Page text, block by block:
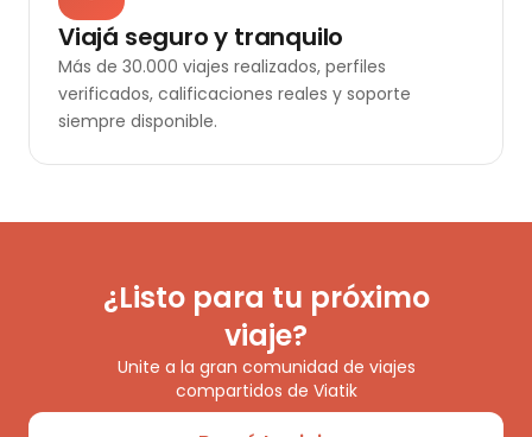
Viajá seguro y tranquilo
Más de 30.000 viajes realizados, perfiles
verificados, calificaciones reales y soporte
siempre disponible.
¿Listo para tu próximo
viaje?
Unite a la gran comunidad de viajes
compartidos de Viatik